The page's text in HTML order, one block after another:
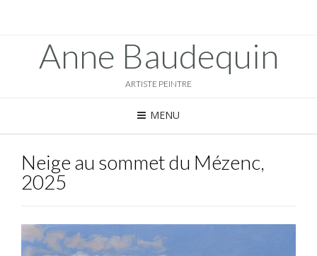
Anne Baudequin
ARTISTE PEINTRE
MENU
Neige au sommet du Mézenc,
2025